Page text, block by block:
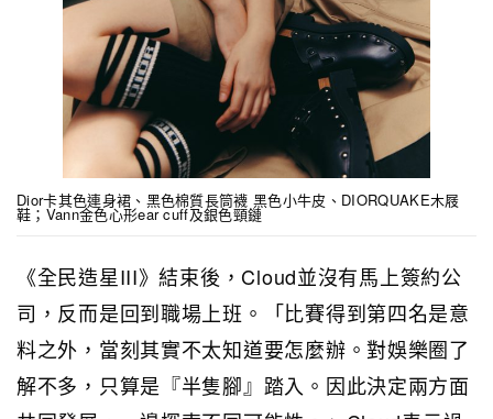
Dior卡其色連身裙、黑色棉質長筒襪 黑色小牛皮、DIORQUAKE木屐
鞋；Vann金色心形ear cuff及銀色頸鏈
《全民造星III》結束後，Cloud並沒有馬上簽約公
司，反而是回到職場上班。「比賽得到第四名是意
料之外，當刻其實不太知道要怎麼辦。對娛樂圈了
解不多，只算是『半隻腳』踏入。因此決定兩方面